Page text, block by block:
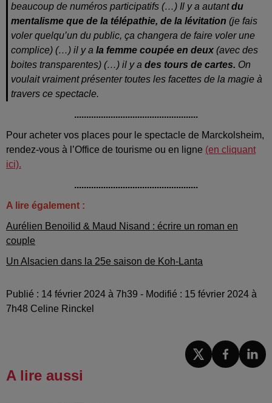
beaucoup de numéros participatifs (…) Il y a autantdu
mentalisme que de la télépathie, de la lévitation (je fais
voler quelqu’un du public, ça changera de faire voler une
complice) (…) il y a la femme coupée en deux (avec des
boites transparentes) (…) il y a des tours de cartes. On
voulait vraiment présenter toutes les facettes de la magie à
travers ce spectacle.
...................................................
Pour acheter vos places pour le spectacle de Marckolsheim,
rendez-vous à l’Office de tourisme ou en ligne (en cliquant
ici).
...................................................
A lire également :
Aurélien Benoilid & Maud Nisand : écrire un roman en
couple
Un Alsacien dans la 25e saison de Koh-Lanta
Publié : 14 février 2024 à 7h39 - Modifié : 15 février 2024 à
7h48 Celine Rinckel
A lire aussi